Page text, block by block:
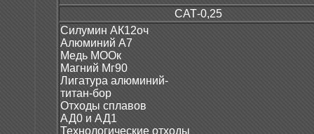
САТ-0,25
Силумин АК12оч
Алюминий А7
Медь МООк
Магний Мг90
Лигатура алюминий-
титан-бор
Отходы сплавов
АД0 и АД1
Технологические отходы